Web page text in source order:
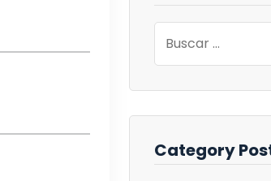
Category